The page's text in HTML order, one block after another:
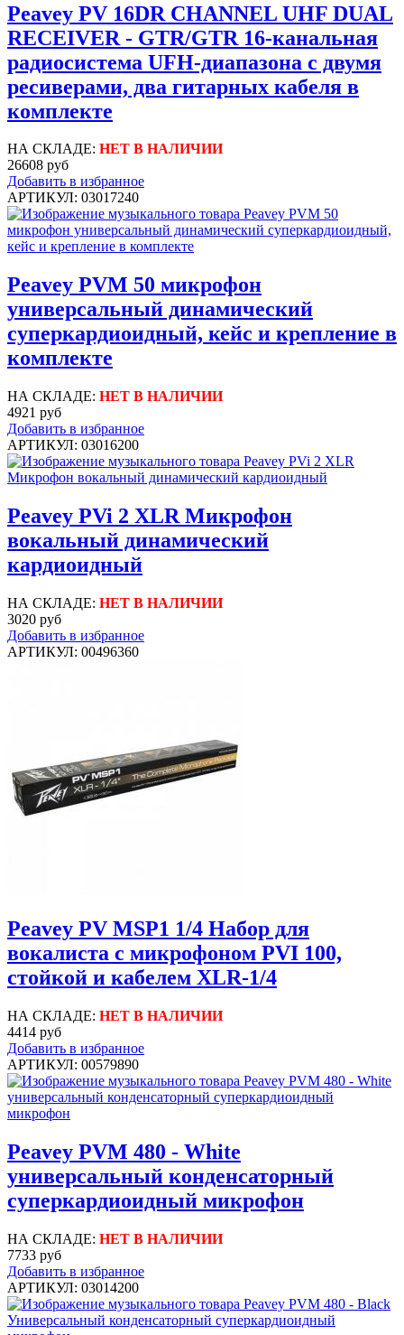
Peavey PV 16DR CHANNEL UHF DUAL
RECEIVER - GTR/GTR 16-канальная
радиосистема UFH-диапазона с двумя
ресиверами, два гитарных кабеля в
комплекте
НА СКЛАДЕ: НЕТ В НАЛИЧИИ
26608 руб
Добавить в избранное
АРТИКУЛ: 03017240
Peavey PVM 50 микрофон
универсальный динамический
суперкардиоидный, кейс и крепление в
комплекте
НА СКЛАДЕ: НЕТ В НАЛИЧИИ
4921 руб
Добавить в избранное
АРТИКУЛ: 03016200
Peavey PVi 2 XLR Микрофон
вокальный динамический
кардиоидный
НА СКЛАДЕ: НЕТ В НАЛИЧИИ
3020 руб
Добавить в избранное
АРТИКУЛ: 00496360
Peavey PV MSP1 1/4 Набор для
вокалиста с микрофоном PVI 100,
стойкой и кабелем XLR-1/4
НА СКЛАДЕ: НЕТ В НАЛИЧИИ
4414 руб
Добавить в избранное
АРТИКУЛ: 00579890
Peavey PVM 480 - White
универсальный конденсаторный
суперкардиоидный микрофон
НА СКЛАДЕ: НЕТ В НАЛИЧИИ
7733 руб
Добавить в избранное
АРТИКУЛ: 03014200